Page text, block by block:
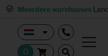
Meerdere warehouses